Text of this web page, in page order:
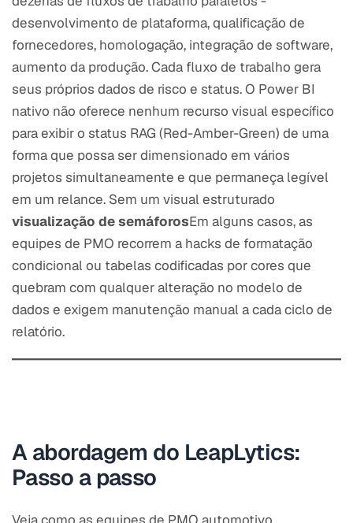
desenvolvimento de plataforma, qualificação de
fornecedores, homologação, integração de software,
aumento da produção. Cada fluxo de trabalho gera
seus próprios dados de risco e status. O Power BI
nativo não oferece nenhum recurso visual específico
para exibir o status RAG (Red-Amber-Green) de uma
forma que possa ser dimensionado em vários
projetos simultaneamente e que permaneça legível
em um relance. Sem um visual estruturado
visualização de semáforosEm alguns casos, as
equipes de PMO recorrem a hacks de formatação
condicional ou tabelas codificadas por cores que
quebram com qualquer alteração no modelo de
dados e exigem manutenção manual a cada ciclo de
relatório.
A abordagem do LeapLytics:
Passo a passo